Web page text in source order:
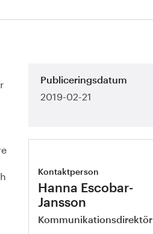
Publiceringsdatum
2019-02-21
Kontaktperson
Hanna Escobar-
Jansson
Kommunikationsdirektör